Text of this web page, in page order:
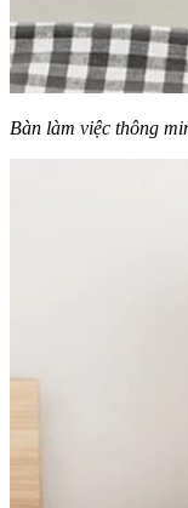
Bàn làm việc thông